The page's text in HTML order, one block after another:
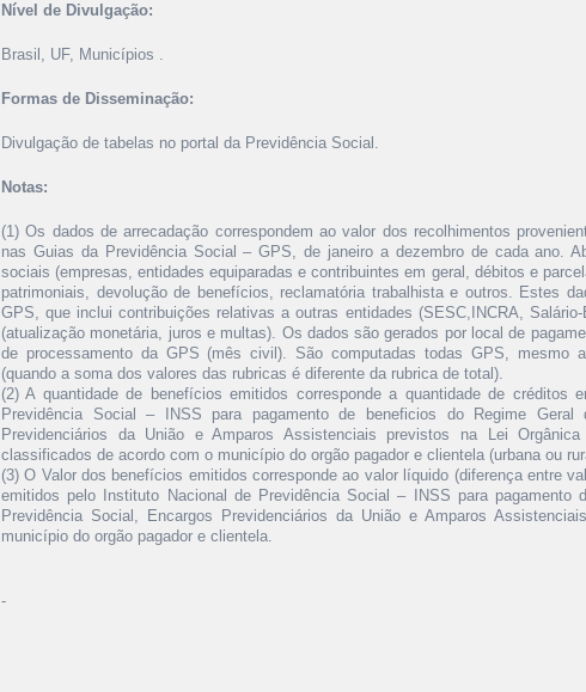
Nível de Divulgação:
Brasil, UF, Municípios .
Formas de Disseminação:
Divulgação de tabelas no portal da Previdência Social.
Notas:
(1) Os dados de arrecadação correspondem ao valor dos recolhimentos
nas Guias da Previdência Social – GPS, de janeiro a dezembro de cada ano.
sociais (empresas, entidades equiparadas e contribuintes em geral, débitos e
patrimoniais, devolução de benefícios, reclamatória trabalhista e outros. Estes
GPS, que inclui contribuições relativas a outras entidades (SESC,INCRA,
(atualização monetária, juros e multas). Os dados são gerados por local de
de processamento da GPS (mês civil). São computadas todas GPS, mesmo
(quando a soma dos valores das rubricas é diferente da rubrica de total).
(2) A quantidade de benefícios emitidos corresponde a quantidade de créditos
Previdência Social – INSS para pagamento de beneficios do Regime Geral
Previdenciários da União e Amparos Assistenciais previstos na Lei
classificados de acordo com o município do orgão pagador e clientela (urbana ou
(3) O Valor dos benefícios emitidos corresponde ao valor líquido (diferença entre
emitidos pelo Instituto Nacional de Previdência Social – INSS para pagamento
Previdência Social, Encargos Previdenciários da União e Amparos
município do orgão pagador e clientela.
-